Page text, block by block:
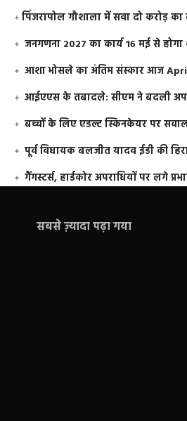
​पिंजरापोल गौशाला में सवा दो करोड़ का
जनगणना 2027 का कार्य 16 मई से
आशा भोसले का अंतिम संस्कार आज
आईएएस के तबादले: सीएम ने बदली
बच्चों के लिए एडल्ट स्किनकेयर पर
पूर्व विधायक बलजीत यादव ईडी की
गैंगस्टर्स, हार्डकोर अपराधियों पर लगे
सबसे ज़्यादा पढ़ा गया